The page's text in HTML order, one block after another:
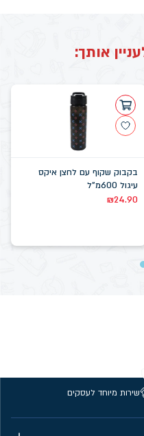
אותך:
בקבוק שקוף עם לחצן איקס
עיגול 600מ"ל
₪24.90
שירות מיוחד לעסקים